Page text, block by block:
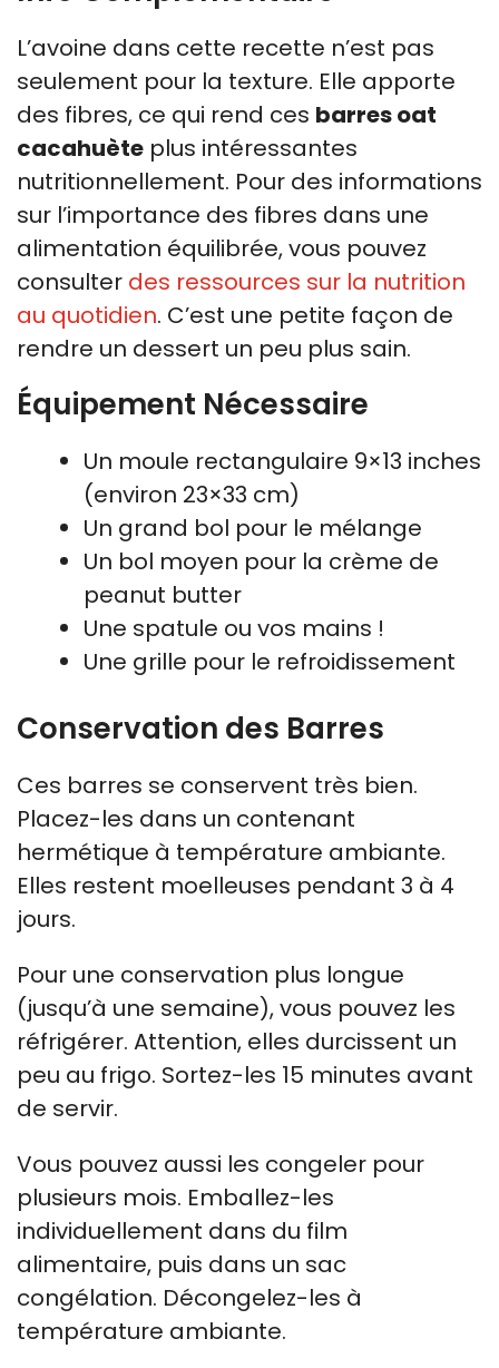
L’avoine dans cette recette n’est pas
seulement pour la texture. Elle apporte
des fibres, ce qui rend ces barres oat
cacahuète plus intéressantes
nutritionnellement. Pour des informations
sur l’importance des fibres dans une
alimentation équilibrée, vous pouvez
consulter des ressources sur la nutrition
au quotidien. C’est une petite façon de
rendre un dessert un peu plus sain.
Équipement Nécessaire
Un moule rectangulaire 9×13 inches
(environ 23×33 cm)
Un grand bol pour le mélange
Un bol moyen pour la crème de
peanut butter
Une spatule ou vos mains !
Une grille pour le refroidissement
Conservation des Barres
Ces barres se conservent très bien.
Placez-les dans un contenant
hermétique à température ambiante.
Elles restent moelleuses pendant 3 à 4
jours.
Pour une conservation plus longue
(jusqu’à une semaine), vous pouvez les
réfrigérer. Attention, elles durcissent un
peu au frigo. Sortez-les 15 minutes avant
de servir.
Vous pouvez aussi les congeler pour
plusieurs mois. Emballez-les
individuellement dans du film
alimentaire, puis dans un sac
congélation. Décongelez-les à
température ambiante.